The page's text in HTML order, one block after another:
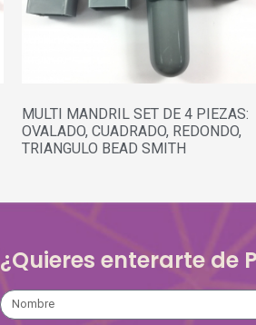
MULTI MANDRIL SET DE 4 PIEZAS:
OVALADO, CUADRADO, REDONDO,
TRIANGULO BEAD SMITH
¿Quieres enterarte de